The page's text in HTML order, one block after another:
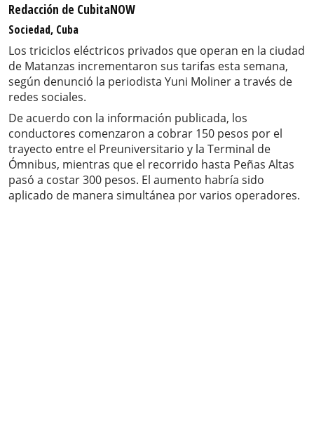
Redacción de CubitaNOW
Sociedad, Cuba
Los triciclos eléctricos privados que operan en la ciudad
de Matanzas incrementaron sus tarifas esta semana,
según denunció la periodista Yuni Moliner a través de
redes sociales.
De acuerdo con la información publicada, los
conductores comenzaron a cobrar 150 pesos por el
trayecto entre el Preuniversitario y la Terminal de
Ómnibus, mientras que el recorrido hasta Peñas Altas
pasó a costar 300 pesos. El aumento habría sido
aplicado de manera simultánea por varios operadores.